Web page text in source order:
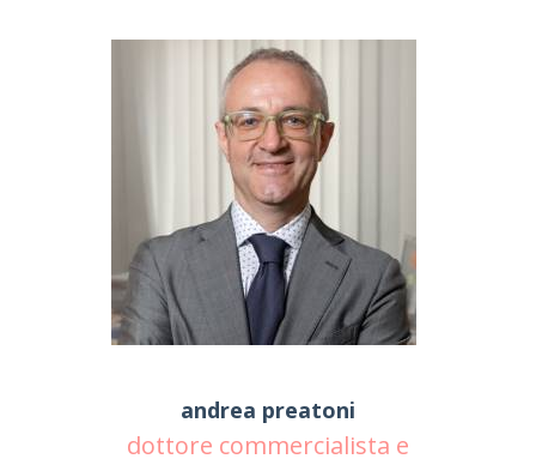
andrea preatoni
dottore commercialista e